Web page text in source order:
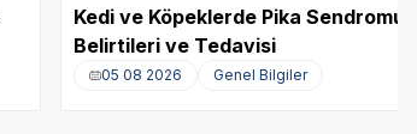
Kedi ve Köpeklerde Pika Sendromu:
Belirtileri ve Tedavisi
05 08 2026 Genel Bilgiler